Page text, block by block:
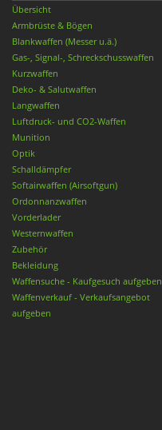
Übersicht
Armbrüste & Bögen
Blankwaffen (Messer u.ä.)
Gas-, Signal-, Schreckschusswaffen
Kurzwaffen
Deko- & Salutwaffen
Langwaffen
Luftdruck- und CO2-Waffen
Munition
Optik
Schalldämpfer
Softairwaffen (Airsoftgun)
Ordonnanzwaffen
Vorderlader
Westernwaffen
Zubehör
Bekleidung
Waffensuche - Kaufgesuch aufgeben
Waffenverkauf - Verkaufsangebot
aufgeben